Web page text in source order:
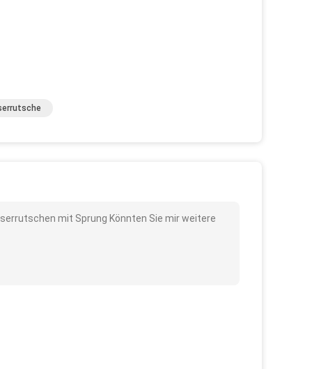
mit Sprung Könnten Sie mir weitere